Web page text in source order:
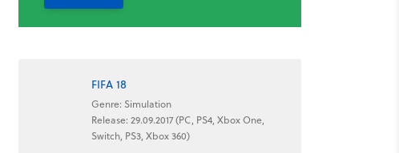
FIFA 18
Genre: Simulation
Release: 29.09.2017 (PC, PS4, Xbox One,
Switch, PS3, Xbox 360)